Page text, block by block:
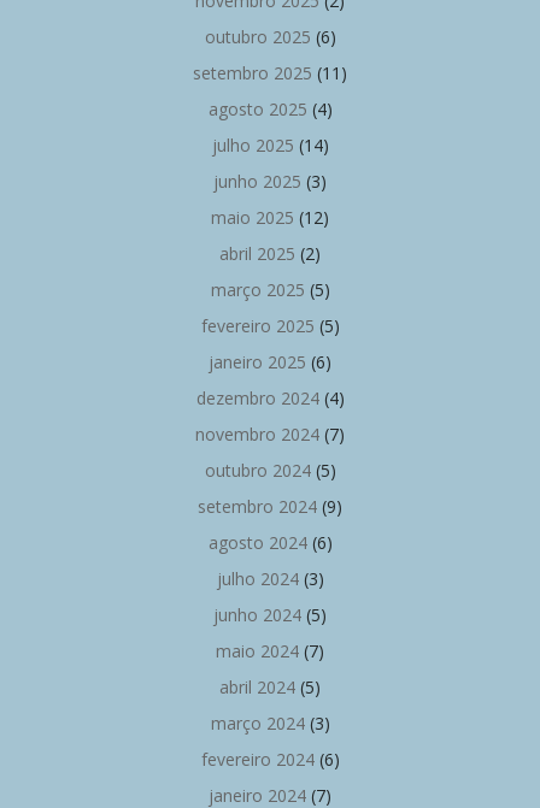
outubro 2025 (6)
setembro 2025 (11)
agosto 2025 (4)
julho 2025 (14)
junho 2025 (3)
maio 2025 (12)
abril 2025 (2)
março 2025 (5)
fevereiro 2025 (5)
janeiro 2025 (6)
dezembro 2024(4)
novembro 2024 (7)
outubro 2024(5)
setembro 2024 (9)
agosto 2024(6)
julho 2024(3)
junho 2024 (5)
maio 2024 (7)
abril 2024 (5)
março 2024(3)
fevereiro 2024(6)
janeiro 2024 (7)